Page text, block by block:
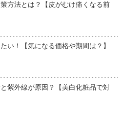
方法とは？【皮がむけ痛くなる前
い！【気になる価格や期間は？】
紫外線が原因？【美白化粧品で対